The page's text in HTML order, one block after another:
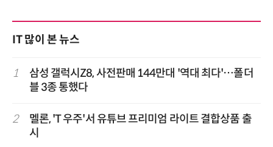
IT 많이 본 뉴스
1
삼성 갤럭시Z8, 사전판매 144만대 '역대 최다'…폴더
블 3종 통했다
2
멜론, 'T 우주'서 유튜브 프리미엄 라이트 결합상품 출
시